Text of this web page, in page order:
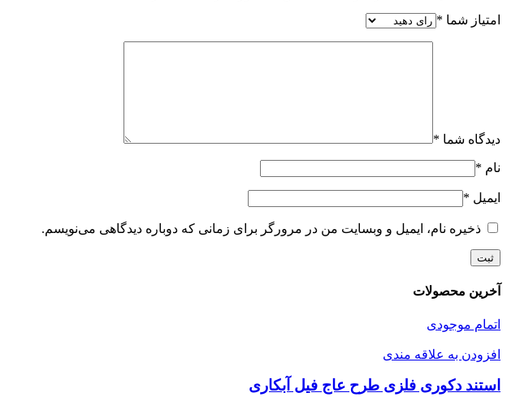
امتیاز شما *
دیدگاه شما *
نام *
ایمیل *
ذخیره نام، ایمیل و وبسایت من در مرورگر برای زمانی که دوباره دیدگاهی می‌نویسم.
آخرین محصولات
اتمام موجودی
افزودن به علاقه مندی
استند دکوری فلزی طرح عاج فیل آبکاری